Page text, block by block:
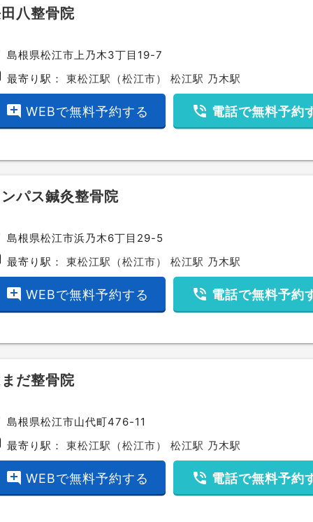
八整骨院
島根県松江市上乃木3丁目19-7
最寄り駅：東松江駅（松江市） 松江駅 乃木駅
add_comment WEBで無料予約する phone_in_talk 電話で無料予約
ンパス鍼灸整骨院
島根県松江市浜乃木6丁目29-5
最寄り駅：東松江駅（松江市） 松江駅 乃木駅
add_comment WEBで無料予約する phone_in_talk 電話で無料予約
だ整骨院
島根県松江市山代町476-11
最寄り駅：東松江駅（松江市） 松江駅 乃木駅
add_comment WEBで無料予約する phone_in_talk 電話で無料予約